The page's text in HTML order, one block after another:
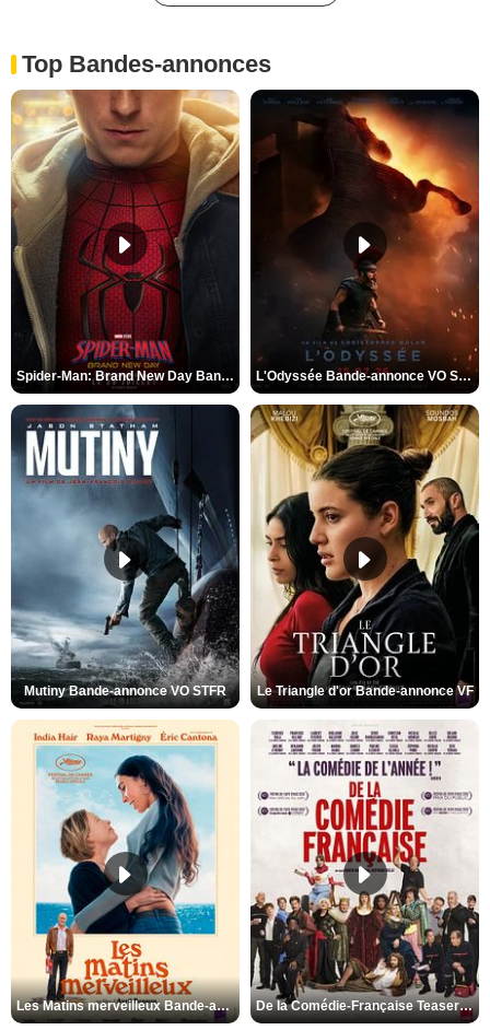
Top Bandes-annonces
Spider-Man: Brand New Day Bande-annonce VO STFR L'Odyssée Bande-annonce VO STFR
Mutiny Bande-annonce VO STFR Le Triangle d'or Bande-annonce VF
Les Matins merveilleux Bande-annonce VF De la Comédie-Française Teaser VF